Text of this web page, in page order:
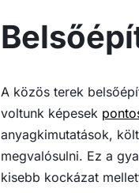
A közös terek
voltunk képesek
anyagkimutatások,
megvalósulni. Ez a
kisebb kockázat